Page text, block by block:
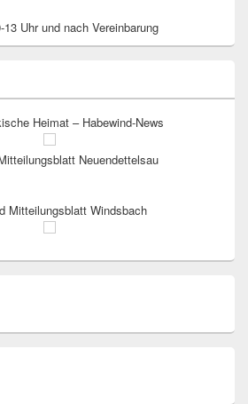
Uhr und nach Vereinbarung
Heimat – Habewind-News
Neuendettelsau
Mitteilungsblatt Windsbach